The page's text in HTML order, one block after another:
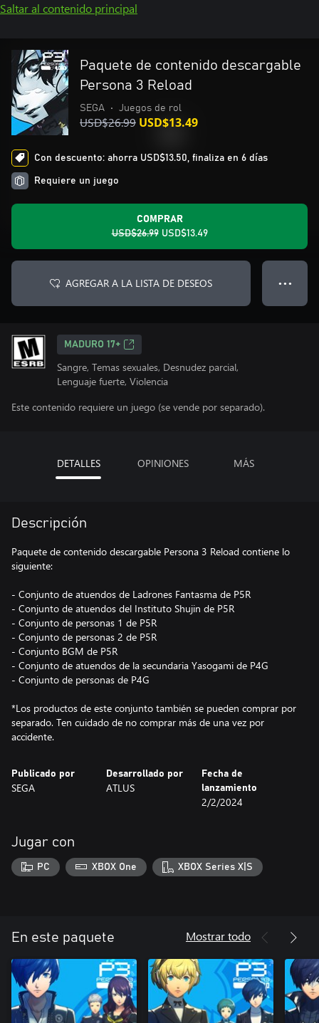
Saltar al contenido principal
Paquete de contenido descargable
Persona 3 Reload
SEGA • Juegos de rol
USD$26.99 USD$13.49
Con descuento: ahorra USD$13.50, finaliza en 6 días
Requiere un juego
COMPRAR
USD$26.99 USD$13.49
AGREGAR A LA LISTA DE DESEOS ● ● ●
MADURO 17+
Sangre, Temas sexuales, Desnudez parcial,
Lenguaje fuerte, Violencia
Este contenido requiere un juego (se vende por separado).
DETALLES OPINIONES MÁS
Descripción
Paquete de contenido descargable Persona 3 Reload contiene lo
siguiente:
- Conjunto de atuendos de Ladrones Fantasma de P5R
- Conjunto de atuendos del Instituto Shujin de P5R
- Conjunto de personas 1 de P5R
- Conjunto de personas 2 de P5R
- Conjunto BGM de P5R
- Conjunto de atuendos de la secundaria Yasogami de P4G
- Conjunto de personas de P4G
*Los productos de este conjunto también se pueden comprar por
separado. Ten cuidado de no comprar más de una vez por
accidente.
Publicado por
SEGA
Desarrollado por
ATLUS
Fecha de
lanzamiento
2/2/2024
Jugar con
PC XBOX One XBOX Series X|S
En este paquete Mostrar todo